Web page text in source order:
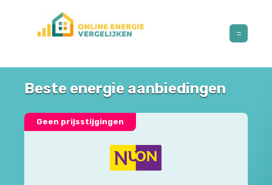
Beste energie aanbiedingen
Geen prijsstijgingen